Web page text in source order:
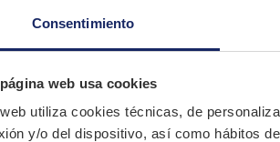
Consentimiento
web usa cookies
utiliza cookies técnicas, de
y/o del dispositivo, así como hábitos